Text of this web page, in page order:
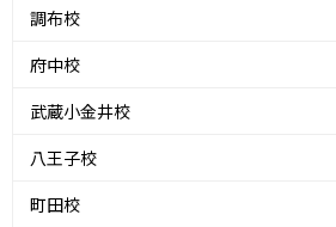
調布校
府中校
武蔵小金井校
八王子校
町田校